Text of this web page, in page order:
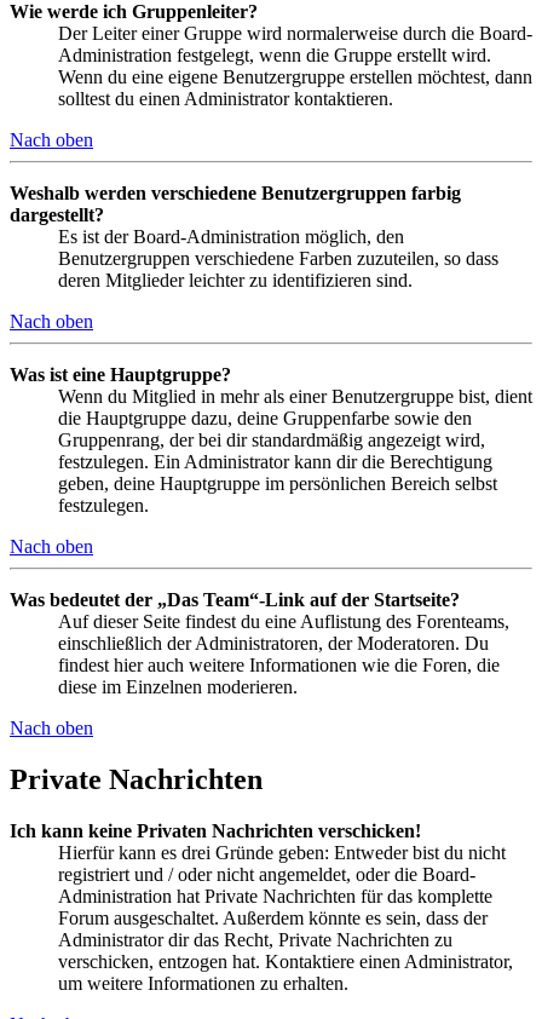
Wie werde ich Gruppenleiter?
Der Leiter einer Gruppe wird normalerweise durch die Board-
Administration festgelegt, wenn die Gruppe erstellt wird.
Wenn du eine eigene Benutzergruppe erstellen möchtest, dann
solltest du einen Administrator kontaktieren.
Nach oben
Weshalb werden verschiedene Benutzergruppen farbig
dargestellt?
Es ist der Board-Administration möglich, den
Benutzergruppen verschiedene Farben zuzuteilen, so dass
deren Mitglieder leichter zu identifizieren sind.
Nach oben
Was ist eine Hauptgruppe?
Wenn du Mitglied in mehr als einer Benutzergruppe bist, dient
die Hauptgruppe dazu, deine Gruppenfarbe sowie den
Gruppenrang, der bei dir standardmäßig angezeigt wird,
festzulegen. Ein Administrator kann dir die Berechtigung
geben, deine Hauptgruppe im persönlichen Bereich selbst
festzulegen.
Nach oben
Was bedeutet der „Das Team“-Link auf der Startseite?
Auf dieser Seite findest du eine Auflistung des Forenteams,
einschließlich der Administratoren, der Moderatoren. Du
findest hier auch weitere Informationen wie die Foren, die
diese im Einzelnen moderieren.
Nach oben
Private Nachrichten
Ich kann keine Privaten Nachrichten verschicken!
Hierfür kann es drei Gründe geben: Entweder bist du nicht
registriert und / oder nicht angemeldet, oder die Board-
Administration hat Private Nachrichten für das komplette
Forum ausgeschaltet. Außerdem könnte es sein, dass der
Administrator dir das Recht, Private Nachrichten zu
verschicken, entzogen hat. Kontaktiere einen Administrator,
um weitere Informationen zu erhalten.